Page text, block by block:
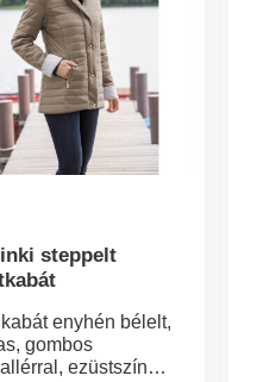
steppelt
enyhén bélelt,
gombos
ezüstszínű